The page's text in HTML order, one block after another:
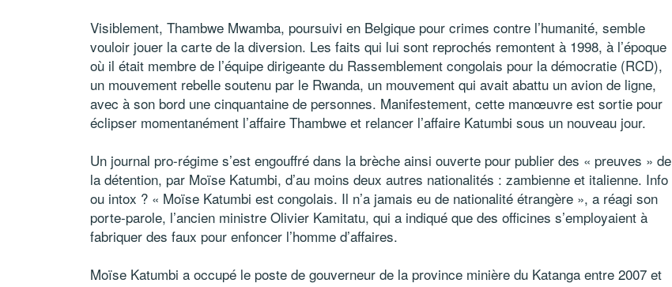
Visiblement, Thambwe Mwamba, poursuivi en Belgique pour crimes contre l’humanité, semble
vouloir jouer la carte de la diversion. Les faits qui lui sont reprochés remontent à 1998, à l’époque
où il était membre de l’équipe dirigeante du Rassemblement congolais pour la démocratie (RCD),
un mouvement rebelle soutenu par le Rwanda, un mouvement qui avait abattu un avion de ligne,
avec à son bord une cinquantaine de personnes. Manifestement, cette manœuvre est sortie pour
éclipser momentanément l’affaire Thambwe et relancer l’affaire Katumbi sous un nouveau jour.
Un journal pro-régime s’est engouffré dans la brèche ainsi ouverte pour publier des « preuves » de
la détention, par Moïse Katumbi, d’au moins deux autres nationalités : zambienne et italienne. Info
ou intox ? « Moïse Katumbi est congolais. Il n’a jamais eu de nationalité étrangère », a réagi son
porte-parole, l’ancien ministre Olivier Kamitatu, qui a indiqué que des officines s’employaient à
fabriquer des faux pour enfoncer l’homme d’affaires.
Moïse Katumbi a occupé le poste de gouverneur de la province minière du Katanga entre 2007 et